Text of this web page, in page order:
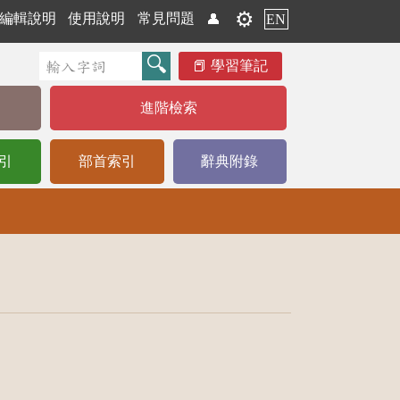
編輯說明 使用說明 常見問題 👤 ⚙️ EN
學習筆記
進階檢索
部首索引 辭典附錄